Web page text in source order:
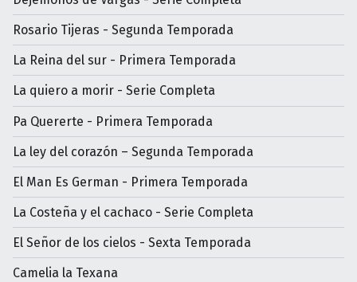
Rosario Tijeras - Segunda Temporada
La Reina del sur - Primera Temporada
La quiero a morir - Serie Completa
Pa Quererte - Primera Temporada
La ley del corazón – Segunda Temporada
El Man Es German - Primera Temporada
La Costeña y el cachaco - Serie Completa
El Señor de los cielos - Sexta Temporada
Camelia la Texana